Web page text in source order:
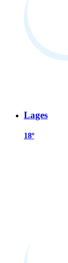
Lages
18º